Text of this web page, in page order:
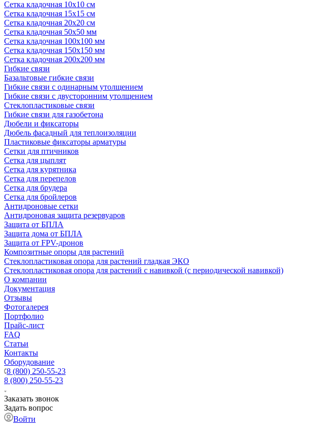
Сетка кладочная 10x10 см
Сетка кладочная 15x15 см
Сетка кладочная 20x20 см
Сетка кладочная 50x50 мм
Сетка кладочная 100x100 мм
Сетка кладочная 150x150 мм
Сетка кладочная 200x200 мм
Гибкие связи
Базальтовые гибкие связи
Гибкие связи с одинарным утолщением
Гибкие связи с двусторонним утолщением
Стеклопластиковые связи
Гибкие связи для газобетона
Дюбели и фиксаторы
Дюбель фасадный для теплоизоляции
Пластиковые фиксаторы арматуры
Сетки для птичников
Сетка для цыплят
Сетка для курятника
Сетка для перепелов
Сетка для брудера
Сетка для бройлеров
Антидроновые сетки
Антидроновая защита резервуаров
Защита от БПЛА
Защита дома от БПЛА
Защита от FPV-дронов
Композитные опоры для растений
Стеклопластиковая опора для растений гладкая ЭКО
Стеклопластиковая опора для растений с навивкой (с периодической навивкой)
О компании
Документация
Отзывы
Фотогалерея
Портфолио
Прайс-лист
FAQ
Статьи
Контакты
Оборудование
8 (800) 250-55-23
8 (800) 250-55-23
Заказать звонок
Задать вопрос
Войти